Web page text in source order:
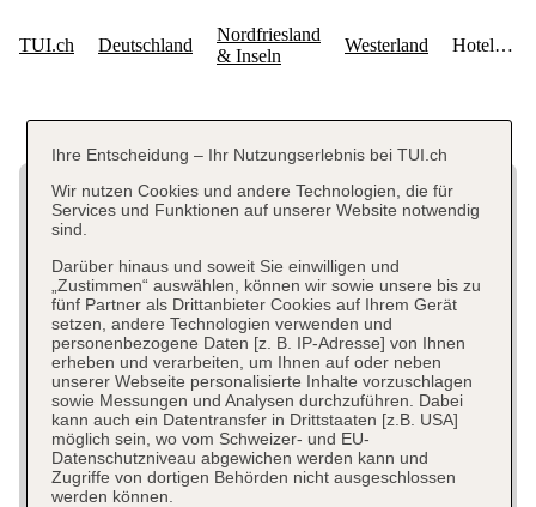
Ihre Entscheidung – Ihr Nutzungserlebnis bei TUI.ch
Wir nutzen Cookies und andere Technologien, die für
Services und Funktionen auf unserer Website notwendig
sind.
Darüber hinaus und soweit Sie einwilligen und
„Zustimmen“ auswählen, können wir sowie unsere bis zu
fünf Partner als Drittanbieter Cookies auf Ihrem Gerät
setzen, andere Technologien verwenden und
personenbezogene Daten [z. B. IP-Adresse] von Ihnen
erheben und verarbeiten, um Ihnen auf oder neben
unserer Webseite personalisierte Inhalte vorzuschlagen
sowie Messungen und Analysen durchzuführen. Dabei
kann auch ein Datentransfer in Drittstaaten [z.B. USA]
möglich sein, wo vom Schweizer- und EU-
Datenschutzniveau abgewichen werden kann und
Zugriffe von dortigen Behörden nicht ausgeschlossen
werden können.